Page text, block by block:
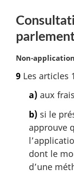
i
n
a
l
e
N
t
Non-
9 Les articles
a) aux
b) si le
approuve
dont le
d’une